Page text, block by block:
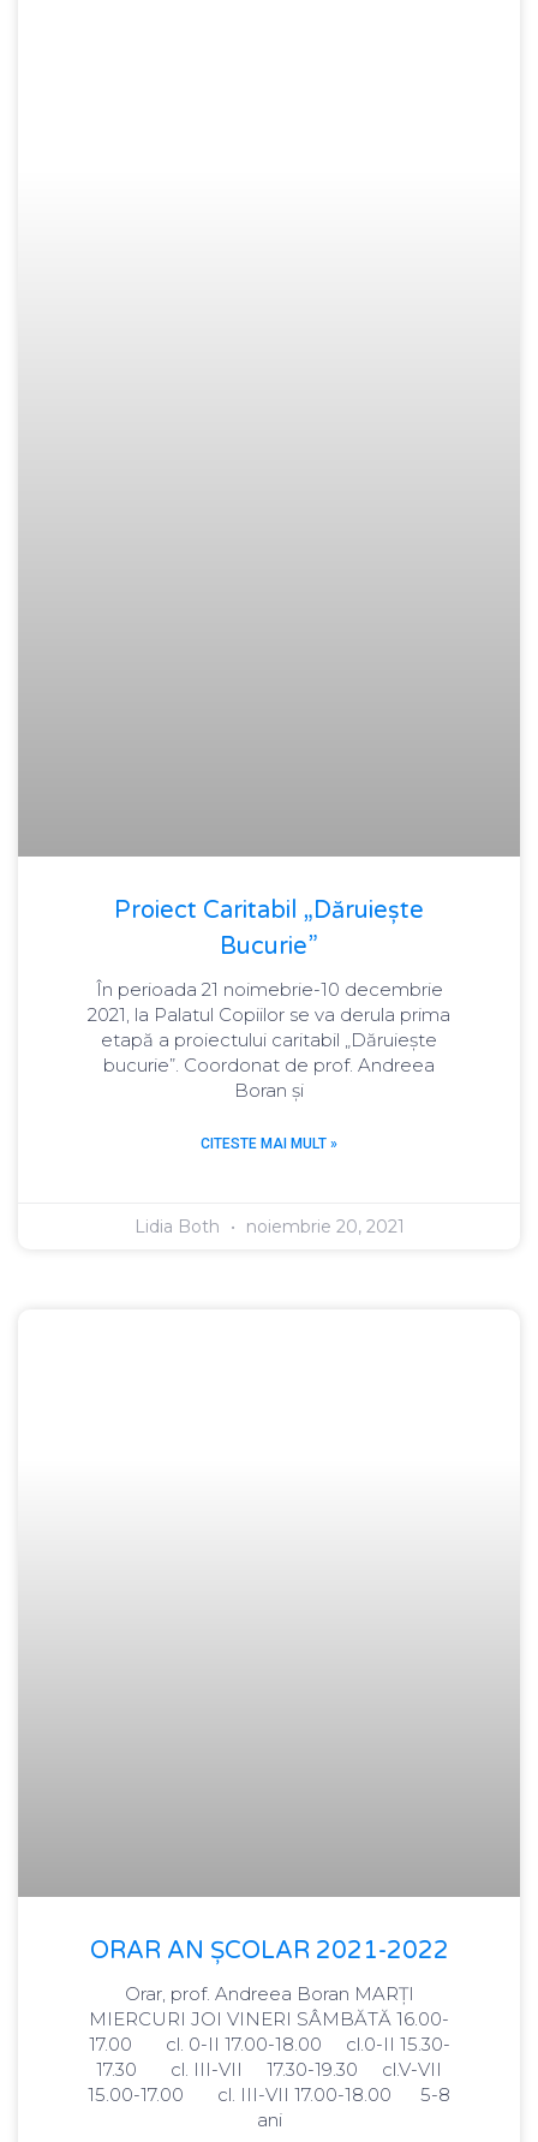
Proiect Caritabil „Dăruiește
Bucurie”
În perioada 21 noimebrie-10 decembrie
2021, la Palatul Copiilor se va derula prima
etapă a proiectului caritabil „Dăruiește
bucurie”. Coordonat de prof. Andreea
Boran și
CITESTE MAI MULT »
Lidia Both noiembrie 20, 2021
ORAR AN ȘCOLAR 2021-2022
Orar, prof. Andreea Boran MARȚI
MIERCURI JOI VINERI SÂMBĂTĂ 16.00-
17.00 cl. 0-II 17.00-18.00 cl.0-II 15.30-
17.30 cl. III-VII 17.30-19.30 cl.V-VII
15.00-17.00 cl. III-VII 17.00-18.00 5-8
ani